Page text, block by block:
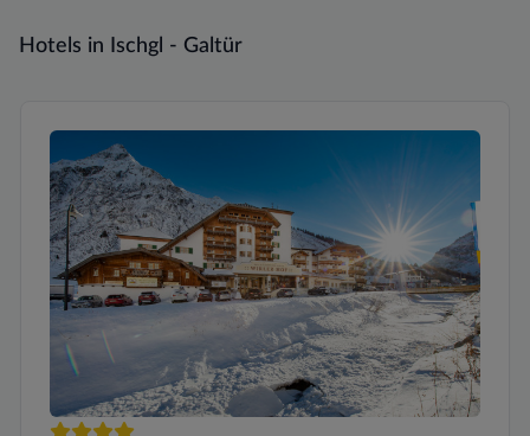
Hotels in Ischgl - Galtür
4 sterren